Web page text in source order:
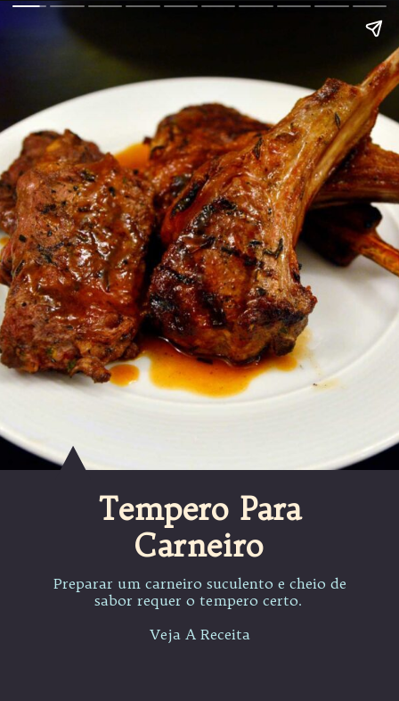
Tempero Para
Carneiro
Preparar um carneiro suculento e cheio de
sabor requer o tempero certo.
Veja A Receita